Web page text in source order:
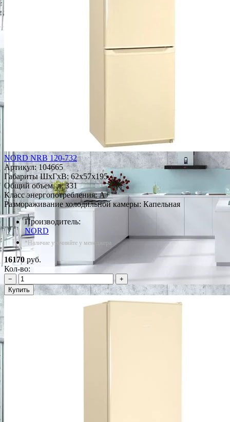
NORD NRB 120-732
Артикул:104665
Габариты ШxГxВ: 62x57x195
Общий объем, л: 331
Класс энергопотребления: A+
Размораживание холодильной камеры: Капельная
Производитель:
NORD
*Наличие уточняйте у менеджера
16170 руб.
Кол-во:
−
+
Купить